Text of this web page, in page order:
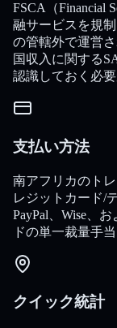
FSCA（Financial
融サービスを規
の管轄外で運営
国収入に関する
認識しておく必要
支払い方法
南アフリカのト
レジットカード/
PayPal、Wise、
ドの単一裁量手
クイック統計